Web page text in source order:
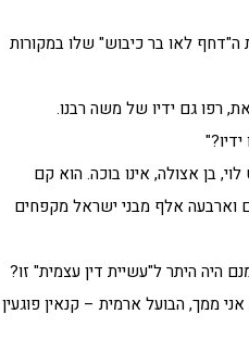
לאו בר כיבוש" שלו במקורות
רפו גם ידיו של משה רבנו.
בן אצולה, אינו בוכה. הוא קם
וארבעה אלף מבני ישראל מקפחים
היה היתר ל"עשיית דין עצמית" זו?
ממך, הבועל ארמית – קנאין פוגעין